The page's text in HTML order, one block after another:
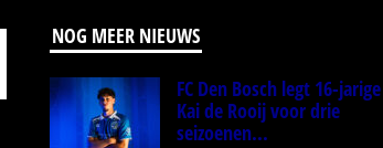
NOG MEER NIEUWS
FC Den Bosch legt 16-jarige
Kai de Rooij voor drie
seizoenen...